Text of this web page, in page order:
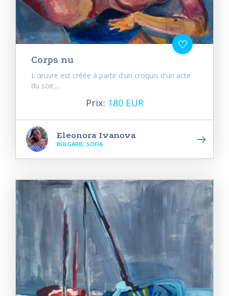
Corps nu
L'œuvre est créée à partir d'un croquis d'un acte
du soir,...
Prix: 180 EUR
Eleonora Ivanova
BULGARIE, SOFIA